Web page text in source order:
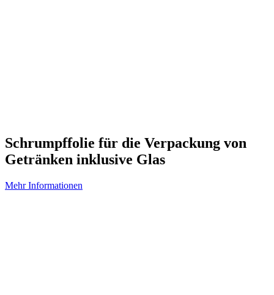
Schrumpffolie für die Verpackung von
Getränken inklusive Glas
Mehr Informationen